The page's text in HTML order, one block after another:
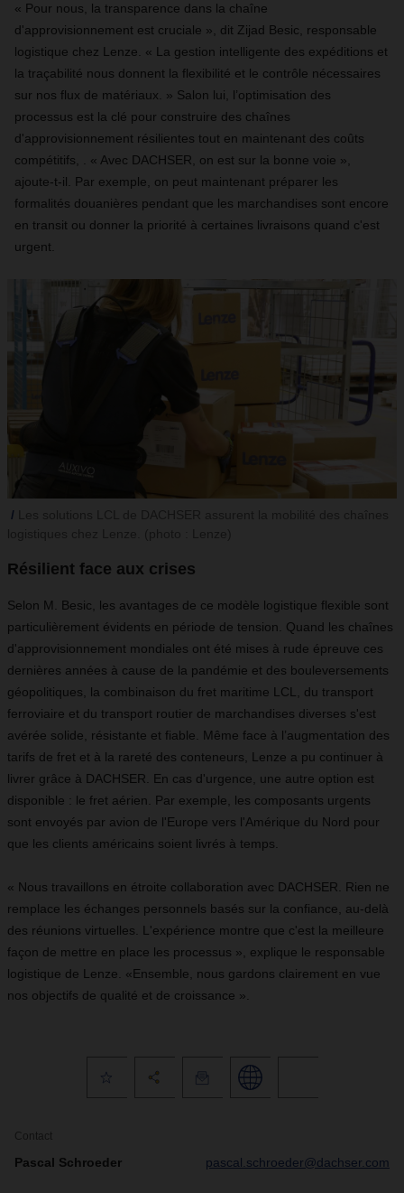
« Pour nous, la transparence dans la chaîne
d'approvisionnement est cruciale », dit Zijad Besic, responsable
logistique chez Lenze. « La gestion intelligente des expéditions et
la traçabilité nous donnent la flexibilité et le contrôle nécessaires
sur nos flux de matériaux. » Salon lui, l’optimisation des
processus est la clé pour construire des chaînes
d'approvisionnement résilientes tout en maintenant des coûts
compétitifs, . « Avec DACHSER, on est sur la bonne voie »,
ajoute-t-il. Par exemple, on peut maintenant préparer les
formalités douanières pendant que les marchandises sont encore
en transit ou donner la priorité à certaines livraisons quand c'est
urgent.
Résilient face aux crises
Selon M. Besic, les avantages de ce modèle logistique flexible sont
particulièrement évidents en période de tension. Quand les chaînes
d'approvisionnement mondiales ont été mises à rude épreuve ces
dernières années à cause de la pandémie et des bouleversements
géopolitiques, la combinaison du fret maritime LCL, du transport
ferroviaire et du transport routier de marchandises diverses s'est
avérée solide, résistante et fiable. Même face à l’augmentation des
tarifs de fret et à la rareté des conteneurs, Lenze a pu continuer à
livrer grâce à DACHSER. En cas d'urgence, une autre option est
disponible : le fret aérien. Par exemple, les composants urgents
sont envoyés par avion de l'Europe vers l'Amérique du Nord pour
que les clients américains soient livrés à temps.
« Nous travaillons en étroite collaboration avec DACHSER. Rien ne
remplace les échanges personnels basés sur la confiance, au-delà
des réunions virtuelles. L'expérience montre que c'est la meilleure
façon de mettre en place les processus », explique le responsable
logistique de Lenze. «Ensemble, nous gardons clairement en vue
nos objectifs de qualité et de croissance ».
Contact
Pascal Schroeder pascal.schroeder@dachser.com